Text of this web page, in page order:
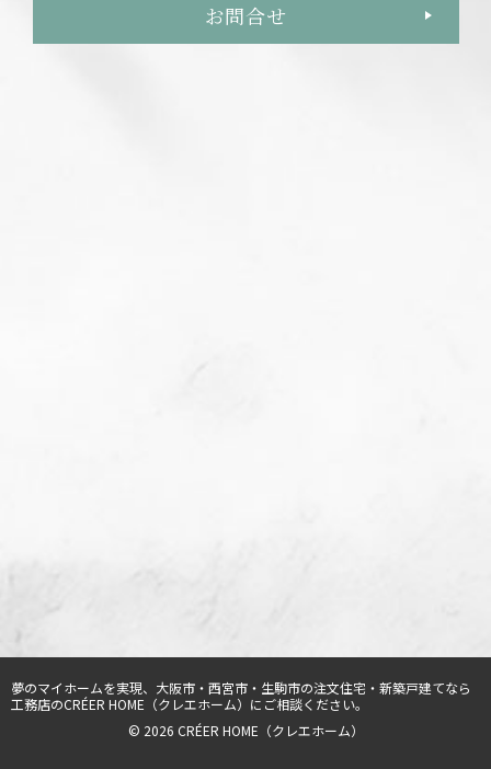
お問合せ
© 2026 CRÉER HOME（クレエホーム）
夢のマイホームを実現、 大阪市・西宮市・生駒市の注文住宅・新築戸建てなら
工務店のCRÉER HOME（クレエホーム） にご相談ください。